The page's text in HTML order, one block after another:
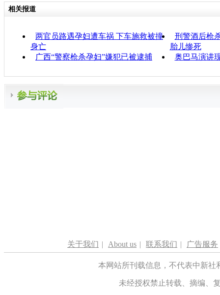
相关报道
两官员路遇孕妇遭车祸 下车施救被撞
身亡
刑警酒后枪
胎儿惨死
广西“警察枪杀孕妇”嫌犯已被逮捕
奥巴马演讲
关于我们 | About us | 联系我们 | 广告服务
本网站所刊载信息，不代表中新
未经授权禁止转载、摘编、